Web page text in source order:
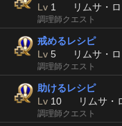
Lv 1 リムサ・
調理師クエスト
戒めるレシピ
Lv 5 リムサ・
調理師クエスト
助けるレシピ
Lv 10 リムサ・
調理師クエスト